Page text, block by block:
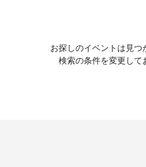
お探しのイベントは見つ
検索の条件を変更して